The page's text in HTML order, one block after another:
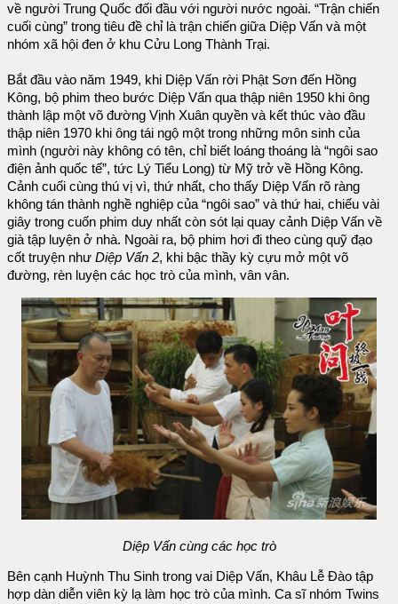
về người Trung Quốc đối đầu với người nước ngoài. “Trận chiến
cuối cùng” trong tiêu đề chỉ là trận chiến giữa Diệp Vấn và một
nhóm xã hội đen ở khu Cửu Long Thành Trại.
Bắt đầu vào năm 1949, khi Diệp Vấn rời Phật Sơn đến Hồng
Kông, bộ phim theo bước Diệp Vấn qua thập niên 1950 khi ông
thành lập một võ đường Vịnh Xuân quyền và kết thúc vào đầu
thập niên 1970 khi ông tái ngộ một trong những môn sinh của
mình (người này không có tên, chỉ biết loáng thoáng là “ngôi sao
điện ảnh quốc tế”, tức Lý Tiểu Long) từ Mỹ trở về Hồng Kông.
Cảnh cuối cùng thú vị vì, thứ nhất, cho thấy Diệp Vấn rõ ràng
không tán thành nghề nghiệp của “ngôi sao” và thứ hai, chiếu vài
giây trong cuốn phim duy nhất còn sót lại quay cảnh Diệp Vấn về
già tập luyện ở nhà. Ngoài ra, bộ phim hơi đi theo cùng quỹ đạo
cốt truyện như Diệp Vấn 2, khi bậc thầy kỳ cựu mở một võ
đường, rèn luyện các học trò của mình, vân vân.
Diệp Vấn cùng các học trò
Bên cạnh Huỳnh Thu Sinh trong vai Diệp Vấn, Khâu Lễ Đào tập
hợp dàn diễn viên kỳ lạ làm học trò của mình. Ca sĩ nhóm Twins